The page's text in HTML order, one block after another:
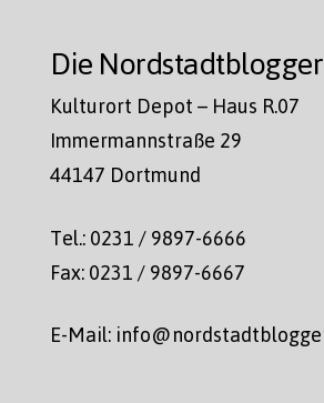
Die Nordstadtblogger
Kulturort Depot – Haus R.07
Immermannstraße 29
44147 Dortmund
Tel.: 0231 / 9897-6666
Fax: 0231 / 9897-6667
E-Mail: